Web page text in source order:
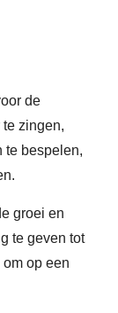
de
zingen,
te bespelen,
groei en
te geven tot
op een